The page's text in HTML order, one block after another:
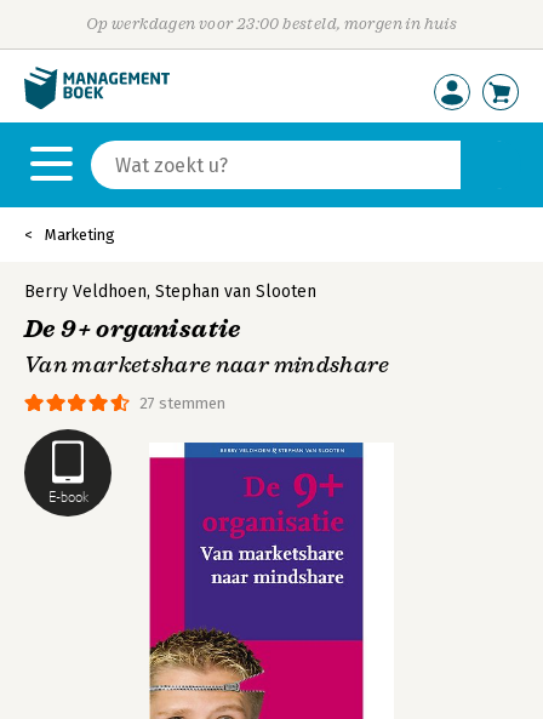
Op werkdagen voor 23:00 besteld, morgen in huis
Marketing
E-book
27 stemmen
Berry Veldhoen, Stephan van Slooten
De 9+ organisatie
Van marketshare naar mindshare